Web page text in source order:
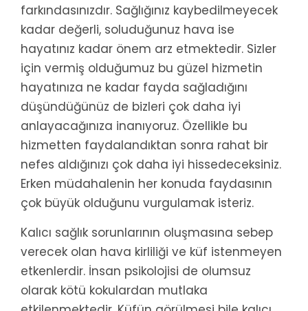
farkındasınızdır. Sağlığınız kaybedilmeyecek
kadar değerli, soluduğunuz hava ise
hayatınız kadar önem arz etmektedir. Sizler
için vermiş olduğumuz bu güzel hizmetin
hayatınıza ne kadar fayda sağladığını
düşündüğünüz de bizleri çok daha iyi
anlayacağınıza inanıyoruz. Özellikle bu
hizmetten faydalandıktan sonra rahat bir
nefes aldığınızı çok daha iyi hissedeceksiniz.
Erken müdahalenin her konuda faydasının
çok büyük olduğunu vurgulamak isteriz.
Kalıcı sağlık sorunlarının oluşmasına sebep
verecek olan hava kirliliği ve küf istenmeyen
etkenlerdir. İnsan psikolojisi de olumsuz
olarak kötü kokulardan mutlaka